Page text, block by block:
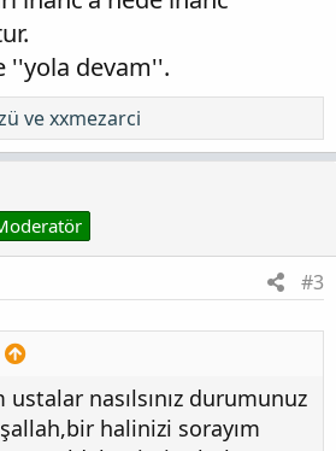
''yola devam''.
vexxmezarci
#3
nasılsınız durumunuz
halinizi sorayım